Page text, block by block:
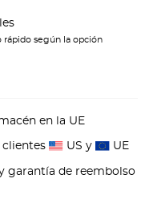
rápido según la opción
en la UE
clientes US y UE
garantía de reembolso